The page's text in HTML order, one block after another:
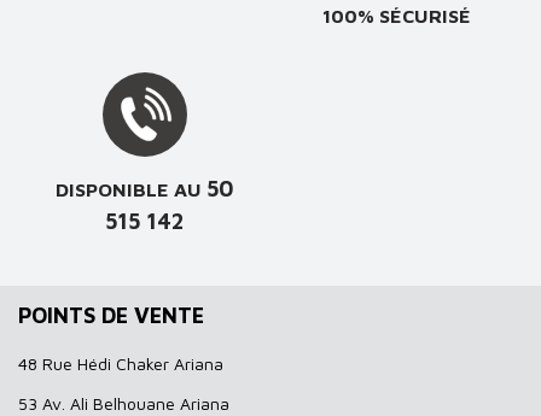
100% SÉCURISÉ
DISPONIBLE AU 50
515 142
POINTS DE VENTE
48 Rue Hédi Chaker Ariana
53 Av. Ali Belhouane Ariana